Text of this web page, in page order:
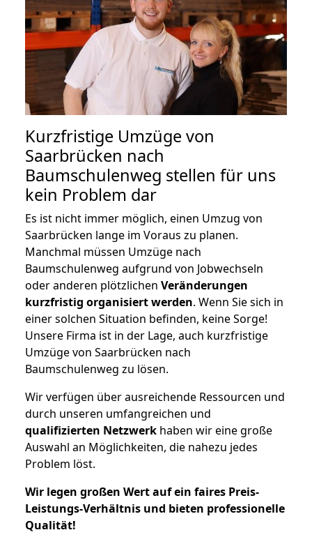
Kurzfristige Umzüge von
Saarbrücken nach
Baumschulenweg stellen für uns
kein Problem dar
Es ist nicht immer möglich, einen Umzug von
Saarbrücken lange im Voraus zu planen.
Manchmal müssen Umzüge nach
Baumschulenweg aufgrund von Jobwechseln
oder anderen plötzlichen Veränderungen
kurzfristig organisiert werden. Wenn Sie sich in
einer solchen Situation befinden, keine Sorge!
Unsere Firma ist in der Lage, auch kurzfristige
Umzüge von Saarbrücken nach
Baumschulenweg zu lösen.
Wir verfügen über ausreichende Ressourcen und
durch unseren umfangreichen und
qualifizierten Netzwerk haben wir eine große
Auswahl an Möglichkeiten, die nahezu jedes
Problem löst.
Wir legen großen Wert auf ein faires Preis-
Leistungs-Verhältnis und bieten professionelle
Qualität!